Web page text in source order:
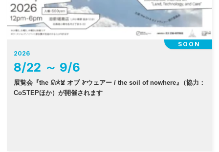
SOON
2026
8/22 ～ 9/6
展覧会『the 𐠫𐠂𐠓 オブ 𐠜ウェアー / the soil of nowhere』
（協力：
CoSTEPほか）が開催されます